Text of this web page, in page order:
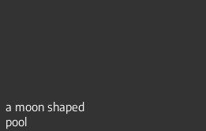
a moon shaped
pool